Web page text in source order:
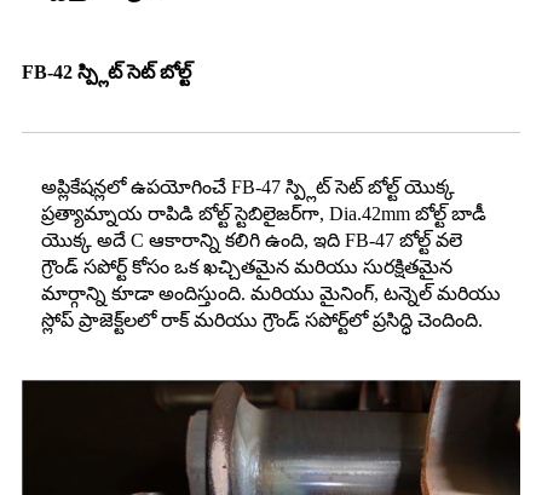
FB-42 స్ప్లిట్ సెట్ బోల్ట్
అప్లికేషన్లలో ఉపయోగించే FB-47 స్ప్లిట్ సెట్ బోల్ట్ యొక్క
ప్రత్యామ్నాయ రాపిడి బోల్ట్ స్టెబిలైజర్‌గా, Dia.42mm బోల్ట్ బాడీ
యొక్క అదే C ఆకారాన్ని కలిగి ఉంది, ఇది FB-47 బోల్ట్ వలె
గ్రౌండ్ సపోర్ట్ కోసం ఒక ఖచ్చితమైన మరియు సురక్షితమైన
మార్గాన్ని కూడా అందిస్తుంది. మరియు మైనింగ్, టన్నెల్ మరియు
స్లోప్ ప్రాజెక్ట్‌లలో రాక్ మరియు గ్రౌండ్ సపోర్ట్‌లో ప్రసిద్ధి చెందింది.